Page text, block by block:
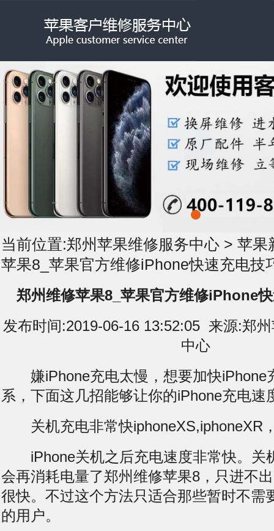
当前位置:郑州苹果维修服务中心 > 苹果
苹果8_苹果官方维修iPhone快速充电技
郑州维修苹果8_苹果官方维修iPhone
发布时间:2019-06-16 13:52:05 来源:郑
中心
嫌iPhone充电太慢，想要加快iPhone
系，下面这几招能够让你的iPhone充电速
关机充电非常快iphoneXS,iphoneXR
iPhone关机之后充电速度非常快。关
会再消耗电量了郑州维修苹果8，只进不
很快。不过这个方法只适合那些暂时不需
的用户。